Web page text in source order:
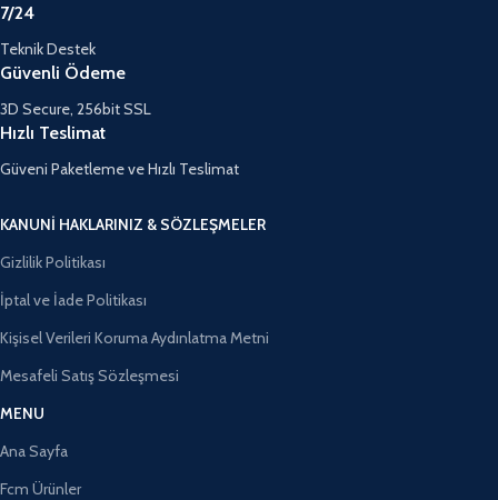
7/24
Teknik Destek
Güvenli Ödeme
3D Secure, 256bit SSL
Hızlı Teslimat
Güveni Paketleme ve Hızlı Teslimat
KANUNI HAKLARINIZ & SÖZLEŞMELER
Gizlilik Politikası
İptal ve İade Politikası
Kişisel Verileri Koruma Aydınlatma Metni
Mesafeli Satış Sözleşmesi
MENU
Ana Sayfa
Fcm Ürünler